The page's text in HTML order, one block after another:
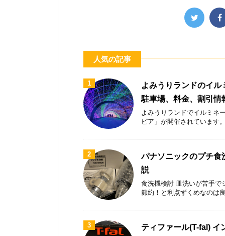
人気の記事
1
よみうりランドのイ
駐車場、料金、割引情
よみうりランドでイルミネ
ピア」が開催されています
2
パナソニックのプチ
説
食洗機検討 皿洗いが苦手で
節約！と利点ずくめなのは
3
ティファール(T-fal) イ